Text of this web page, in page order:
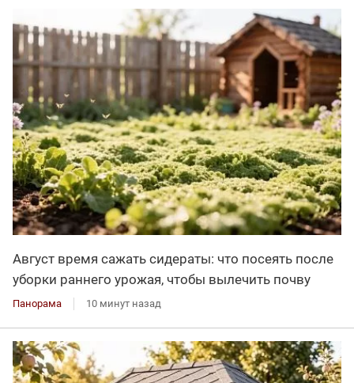
Август время сажать сидераты: что посеять после
уборки раннего урожая, чтобы вылечить почву
Панорама 10 минут назад